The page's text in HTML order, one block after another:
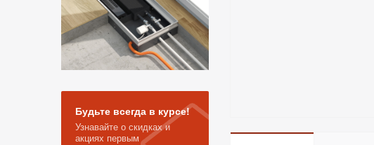
Будьте всегда в курсе!
Узнавайте о скидках и
акциях первым